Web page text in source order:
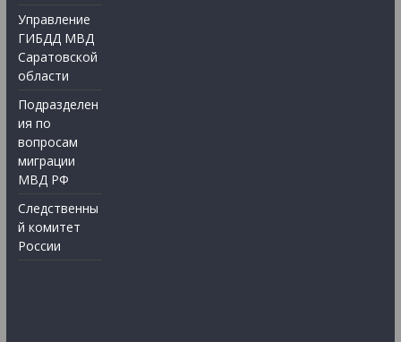
Управление
ГИБДД МВД
Саратовской
области
Подразделен
ия по
вопросам
миграции
МВД РФ
Следственны
й комитет
России